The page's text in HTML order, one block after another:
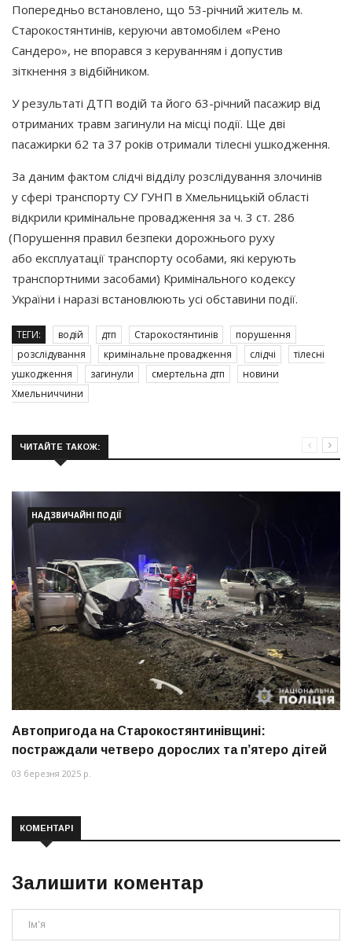
Попередньо встановлено, що 53-річний житель м.
Старокостянтинів, керуючи автомобілем «Рено
Сандеро», не впорався з керуванням і допустив
зіткнення з відбійником.
У результаті ДТП водій та його 63-річний пасажир від
отриманих травм загинули на місці події. Ще дві
пасажирки 62 та 37 років отримали тілесні ушкодження.
За даним фактом слідчі відділу розслідування злочинів
у сфері транспорту СУ ГУНП в Хмельницькій області
відкрили кримінальне провадження за ч. 3 ст. 286
(Порушення правил безпеки дорожнього руху
або експлуатації транспорту особами, які керують
транспортними засобами) Кримінального кодексу
України і наразі встановлюють усі обставини події.
ТЕГИ: водій дтп Старокостянтинів
порушення
розслідування
кримінальне провадження слідчі
тілесні
ушкодження
загинули смертельна дтп
новини
Хмельниччини
ЧИТАЙТЕ ТАКОЖ:
НАДЗВИЧАЙНІ ПОДІЇ
Автопригода на Старокостянтинівщині:
постраждали четверо дорослих та п’ятеро дітей
03 березня 2025 р.
КОМЕНТАРІ
Залишити коментар